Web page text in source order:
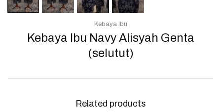
Kebaya Ibu Navy Alisyah Genta
(selutut)
Kebaya Ibu
Related products